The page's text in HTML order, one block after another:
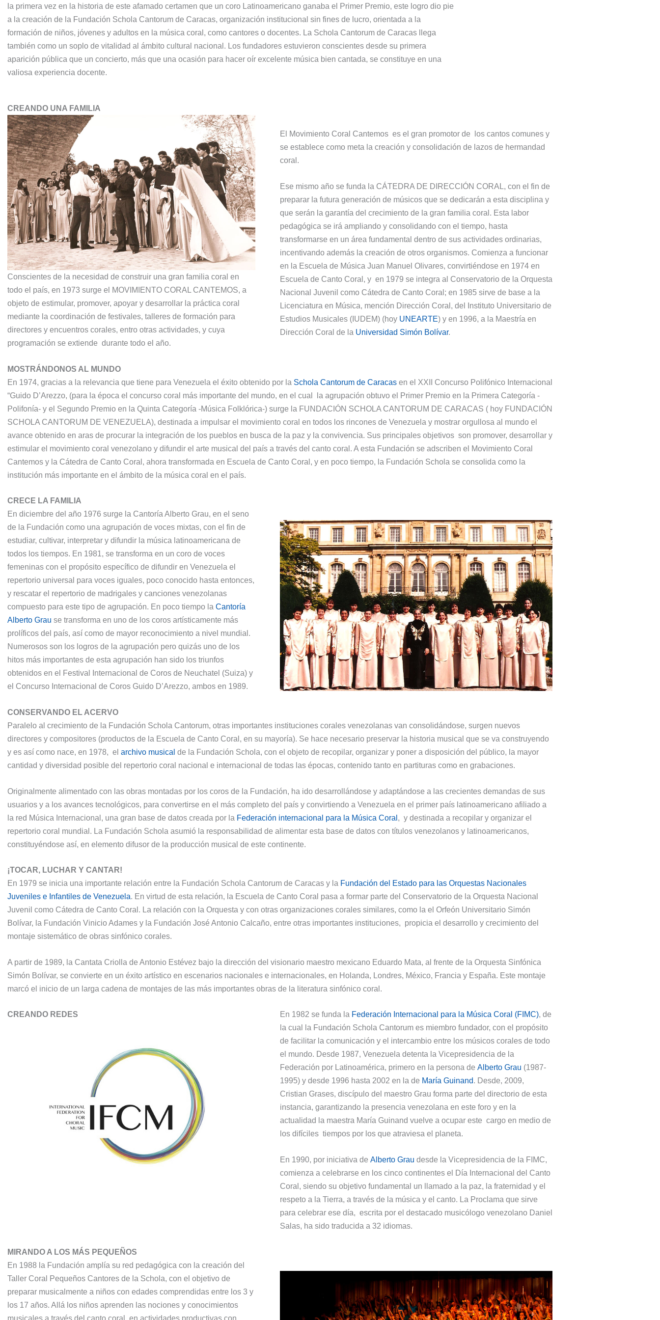
la primera vez en la historia de este afamado certamen que un coro Latinoamericano ganaba el Primer Premio, este logro dio pie
a la creación de la Fundación Schola Cantorum de Caracas, organización institucional sin fines de lucro, orientada a la
formación de niños, jóvenes y adultos en la música coral, como cantores o docentes. La Schola Cantorum de Caracas llega
también como un soplo de vitalidad al ámbito cultural nacional. Los fundadores estuvieron conscientes desde su primera
aparición pública que un concierto, más que una ocasión para hacer oír excelente música bien cantada, se constituye en una
valiosa experiencia docente.
CREANDO UNA FAMILIA
Conscientes de la necesidad de construir una gran familia coral en
todo el país, en 1973 surge el MOVIMIENTO CORAL CANTEMOS, a
objeto de estimular, promover, apoyar y desarrollar la práctica coral
mediante la coordinación de festivales, talleres de formación para
directores y encuentros corales, entro otras actividades, y cuya
programación se extiende durante todo el año.
El Movimiento Coral Cantemos es el gran promotor de los cantos comunes y
se establece como meta la creación y consolidación de lazos de hermandad
coral.
Ese mismo año se funda la CÁTEDRA DE DIRECCIÓN CORAL, con el fin de
preparar la futura generación de músicos que se dedicarán a esta disciplina y
que serán la garantía del crecimiento de la gran familia coral. Esta labor
pedagógica se irá ampliando y consolidando con el tiempo, hasta
transformarse en un área fundamental dentro de sus actividades ordinarias,
incentivando además la creación de otros organismos. Comienza a funcionar
en la Escuela de Música Juan Manuel Olivares, convirtiéndose en 1974 en
Escuela de Canto Coral, y en 1979 se integra al Conservatorio de la Orquesta
Nacional Juvenil como Cátedra de Canto Coral; en 1985 sirve de base a la
Licenciatura en Música, mención Dirección Coral, del Instituto Universitario de
Estudios Musicales (IUDEM) (hoy UNEARTE) y en 1996, a la Maestría en
Dirección Coral de la Universidad Simón Bolívar.
MOSTRÁNDONOS AL MUNDO
En 1974, gracias a la relevancia que tiene para Venezuela el éxito obtenido por la Schola Cantorum de Caracas en el XXII Concurso Polifónico Internacional
“Guido D’Arezzo, (para la época el concurso coral más importante del mundo, en el cual la agrupación obtuvo el Primer Premio en la Primera Categoría -
Polifonía- y el Segundo Premio en la Quinta Categoría -Música Folklórica-) surge la FUNDACIÓN SCHOLA CANTORUM DE CARACAS ( hoy FUNDACIÓN
SCHOLA CANTORUM DE VENEZUELA), destinada a impulsar el movimiento coral en todos los rincones de Venezuela y mostrar orgullosa al mundo el
avance obtenido en aras de procurar la integración de los pueblos en busca de la paz y la convivencia. Sus principales objetivos son promover, desarrollar y
estimular el movimiento coral venezolano y difundir el arte musical del país a través del canto coral. A esta Fundación se adscriben el Movimiento Coral
Cantemos y la Cátedra de Canto Coral, ahora transformada en Escuela de Canto Coral, y en poco tiempo, la Fundación Schola se consolida como la
institución más importante en el ámbito de la música coral en el país.
CRECE LA FAMILIA
En diciembre del año 1976 surge la Cantoría Alberto Grau, en el seno
de la Fundación como una agrupación de voces mixtas, con el fin de
estudiar, cultivar, interpretar y difundir la música latinoamericana de
todos los tiempos. En 1981, se transforma en un coro de voces
femeninas con el propósito específico de difundir en Venezuela el
repertorio universal para voces iguales, poco conocido hasta entonces,
y rescatar el repertorio de madrigales y canciones venezolanas
compuesto para este tipo de agrupación. En poco tiempo la Cantoría
Alberto Grau se transforma en uno de los coros artísticamente más
prolíficos del país, así como de mayor reconocimiento a nivel mundial.
Numerosos son los logros de la agrupación pero quizás uno de los
hitos más importantes de esta agrupación han sido los triunfos
obtenidos en el Festival Internacional de Coros de Neuchatel (Suiza) y
el Concurso Internacional de Coros Guido D’Arezzo, ambos en 1989.
CONSERVANDO EL ACERVO
Paralelo al crecimiento de la Fundación Schola Cantorum, otras importantes instituciones corales venezolanas van consolidándose, surgen nuevos
directores y compositores (productos de la Escuela de Canto Coral, en su mayoría). Se hace necesario preservar la historia musical que se va construyendo
y es así como nace, en 1978, el archivo musical de la Fundación Schola, con el objeto de recopilar, organizar y poner a disposición del público, la mayor
cantidad y diversidad posible del repertorio coral nacional e internacional de todas las épocas, contenido tanto en partituras como en grabaciones.
Originalmente alimentado con las obras montadas por los coros de la Fundación, ha ido desarrollándose y adaptándose a las crecientes demandas de sus
usuarios y a los avances tecnológicos, para convertirse en el más completo del país y convirtiendo a Venezuela en el primer país latinoamericano afiliado a
la red Música Internacional, una gran base de datos creada por la Federación internacional para la Música Coral , y destinada a recopilar y organizar el
repertorio coral mundial. La Fundación Schola asumió la responsabilidad de alimentar esta base de datos con títulos venezolanos y latinoamericanos,
constituyéndose así, en elemento difusor de la producción musical de este continente.
¡TOCAR, LUCHAR Y CANTAR!
En 1979 se inicia una importante relación entre la Fundación Schola Cantorum de Caracas y la Fundación del Estado para las Orquestas Nacionales
Juveniles e Infantiles de Venezuela. En virtud de esta relación, la Escuela de Canto Coral pasa a formar parte del Conservatorio de la Orquesta Nacional
Juvenil como Cátedra de Canto Coral. La relación con la Orquesta y con otras organizaciones corales similares, como la el Orfeón Universitario Simón
Bolívar, la Fundación Vinicio Adames y la Fundación José Antonio Calcaño, entre otras importantes instituciones, propicia el desarrollo y crecimiento del
montaje sistemático de obras sinfónico corales.
A partir de 1989, la Cantata Criolla de Antonio Estévez bajo la dirección del visionario maestro mexicano Eduardo Mata, al frente de la Orquesta Sinfónica
Simón Bolívar, se convierte en un éxito artístico en escenarios nacionales e internacionales, en Holanda, Londres, México, Francia y España. Este montaje
marcó el inicio de un larga cadena de montajes de las más importantes obras de la literatura sinfónico coral.
CREANDO REDES En 1982 se funda la Federación Internacional para la Música Coral (FIMC), de
la cual la Fundación Schola Cantorum es miembro fundador, con el propósito
de facilitar la comunicación y el intercambio entre los músicos corales de todo
el mundo. Desde 1987, Venezuela detenta la Vicepresidencia de la
Federación por Latinoamérica, primero en la persona de Alberto Grau (1987-
1995) y desde 1996 hasta 2002 en la de María Guinand. Desde, 2009,
Cristian Grases, discípulo del maestro Grau forma parte del directorio de esta
instancia, garantizando la presencia venezolana en este foro y en la
actualidad la maestra María Guinand vuelve a ocupar este cargo en medio de
los difíciles tiempos por los que atraviesa el planeta.
En 1990, por iniciativa de Alberto Grau desde la Vicepresidencia de la FIMC,
comienza a celebrarse en los cinco continentes el Día Internacional del Canto
Coral, siendo su objetivo fundamental un llamado a la paz, la fraternidad y el
respeto a la Tierra, a través de la música y el canto. La Proclama que sirve
para celebrar ese día, escrita por el destacado musicólogo venezolano Daniel
Salas, ha sido traducida a 32 idiomas.
MIRANDO A LOS MÁS PEQUEÑOS
En 1988 la Fundación amplía su red pedagógica con la creación del
Taller Coral Pequeños Cantores de la Schola, con el objetivo de
preparar musicalmente a niños con edades comprendidas entre los 3 y
los 17 años. Allá los niños aprenden las nociones y conocimientos
musicales a través del canto coral, en actividades productivas con